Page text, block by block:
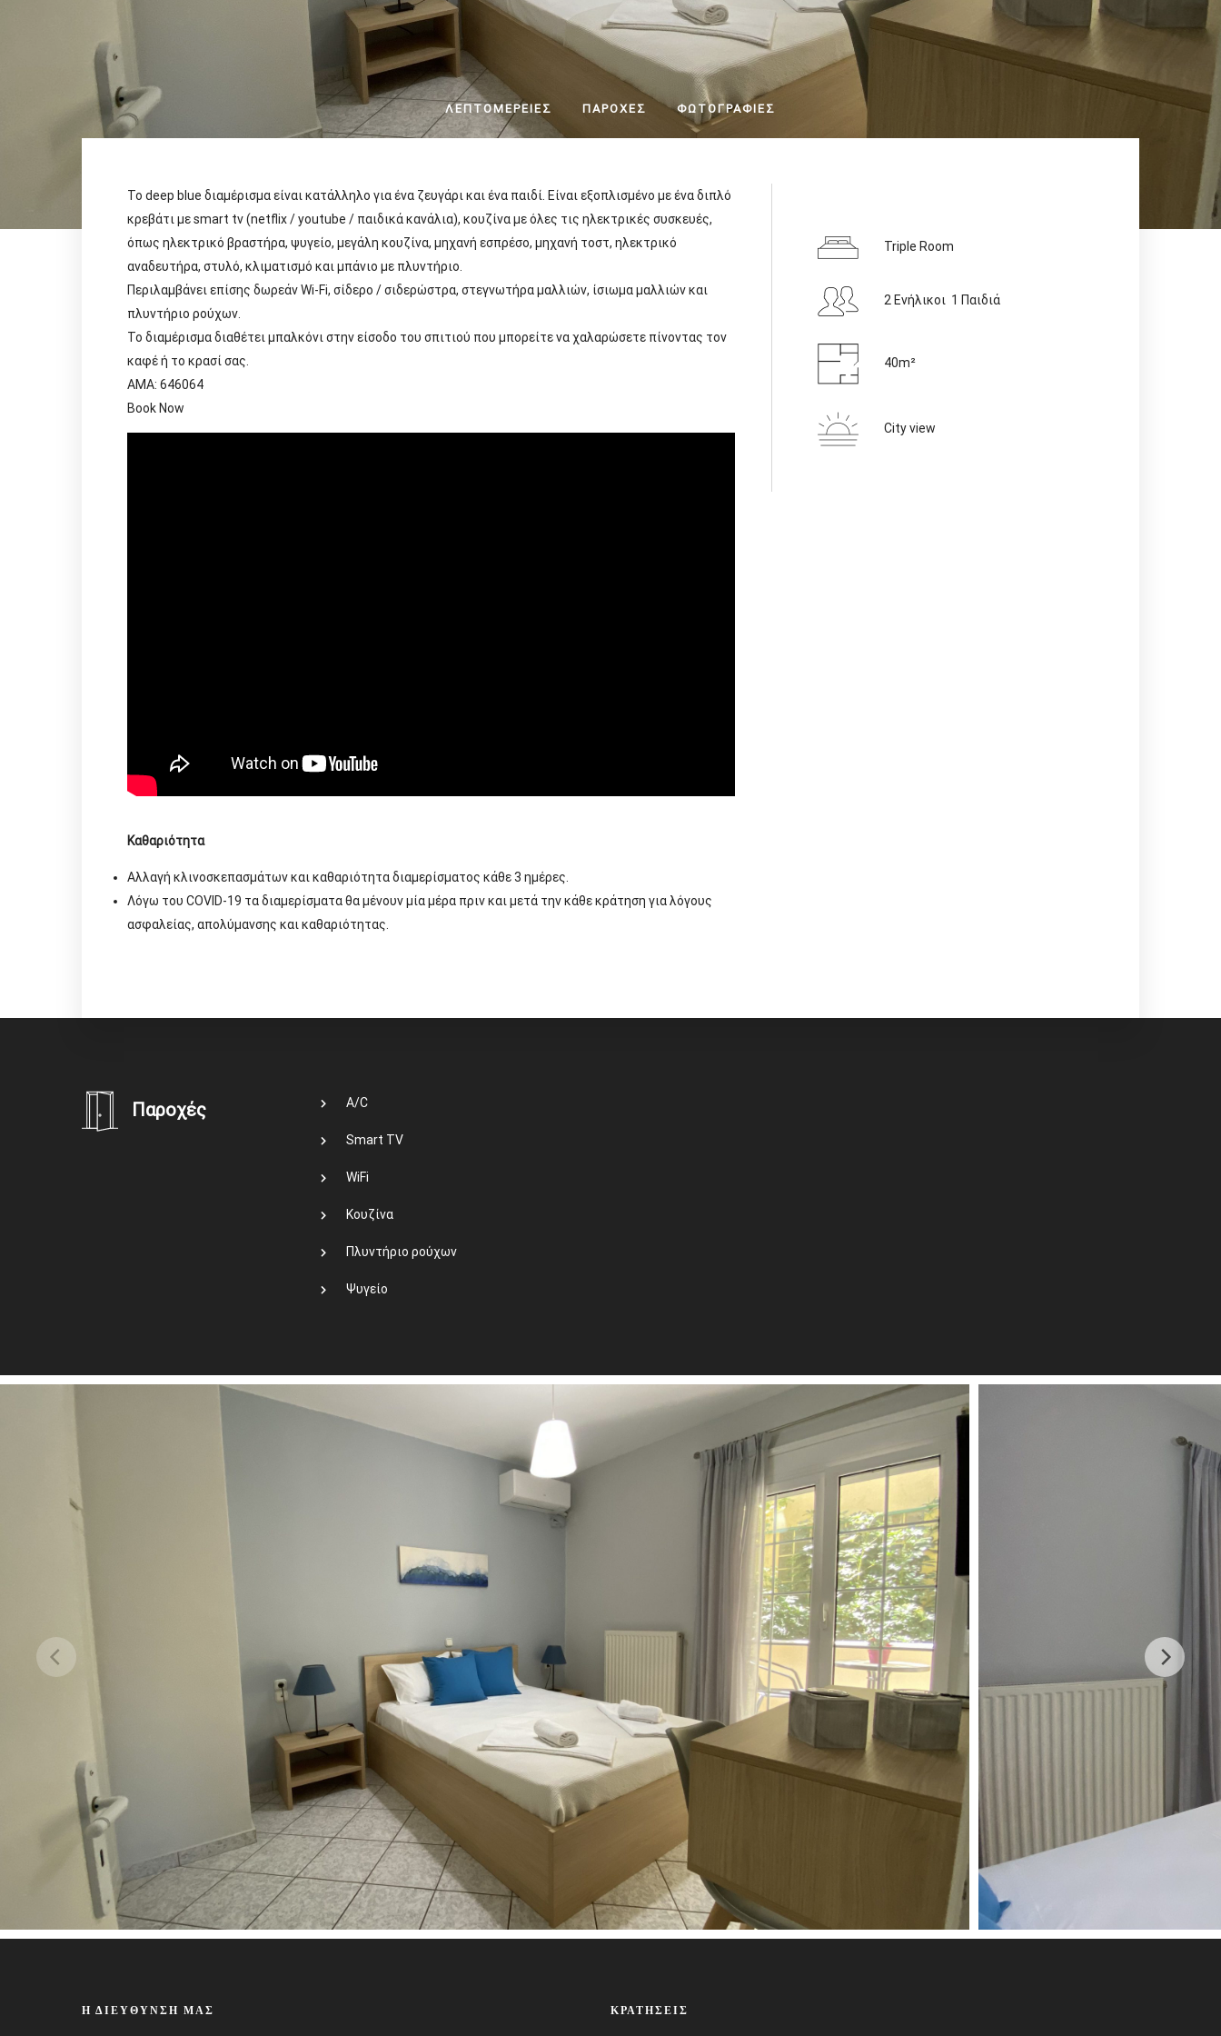
ΛΕΠΤΟΜΈΡΕΙΕΣ ΠΑΡΟΧΈΣ ΦΩΤΟΓΡΑΦΊΕΣ
Το deep blue διαμέρισμα είναι κατάλληλο για ένα ζευγάρι και ένα παιδί. Είναι εξοπλισμένο με ένα διπλό
κρεβάτι με smart tv (netflix / youtube / παιδικά κανάλια), κουζίνα με όλες τις ηλεκτρικές συσκευές,
όπως ηλεκτρικό βραστήρα, ψυγείο, μεγάλη κουζίνα, μηχανή εσπρέσο, μηχανή τοστ, ηλεκτρικό
αναδευτήρα, στυλό, κλιματισμό και μπάνιο με πλυντήριο.
Περιλαμβάνει επίσης δωρεάν Wi-Fi, σίδερο / σιδερώστρα, στεγνωτήρα μαλλιών, ίσιωμα μαλλιών και
πλυντήριο ρούχων.
Το διαμέρισμα διαθέτει μπαλκόνι στην είσοδο του σπιτιού που μπορείτε να χαλαρώσετε πίνοντας τον
καφέ ή το κρασί σας.
ΑΜΑ: 646064
Book Now
Καθαριότητα
Αλλαγή κλινοσκεπασμάτων και καθαριότητα διαμερίσματος κάθε 3 ημέρες.
Λόγω του COVID-19 τα διαμερίσματα θα μένουν μία μέρα πριν και μετά την κάθε κράτηση για λόγους
ασφαλείας, απολύμανσης και καθαριότητας.
Triple Room
2 Ενήλικοι 1 Παιδιά
40m²
City view
Παροχές A/C
Smart TV
WiFi
Κουζίνα
Πλυντήριο ρούχων
Ψυγείο
Η ΔΙΕΎΘΥΝΣΉ ΜΑΣ ΚΡΑΤΉΣΕΙΣ